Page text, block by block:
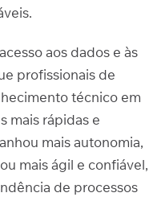
aos dados e às
profissionais de
técnico em
mais rápidas e
mais autonomia,
mais ágil e confiável,
de processos